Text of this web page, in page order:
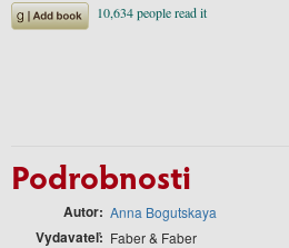
Podrobnosti
Autor Anna Bogutskaya
Vydavateľ Faber & Faber